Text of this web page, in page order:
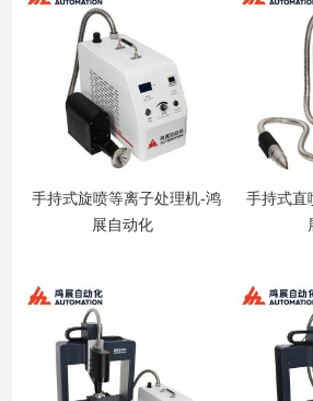
手持式旋喷等离子处理机-鸿
展自动化
手持式直